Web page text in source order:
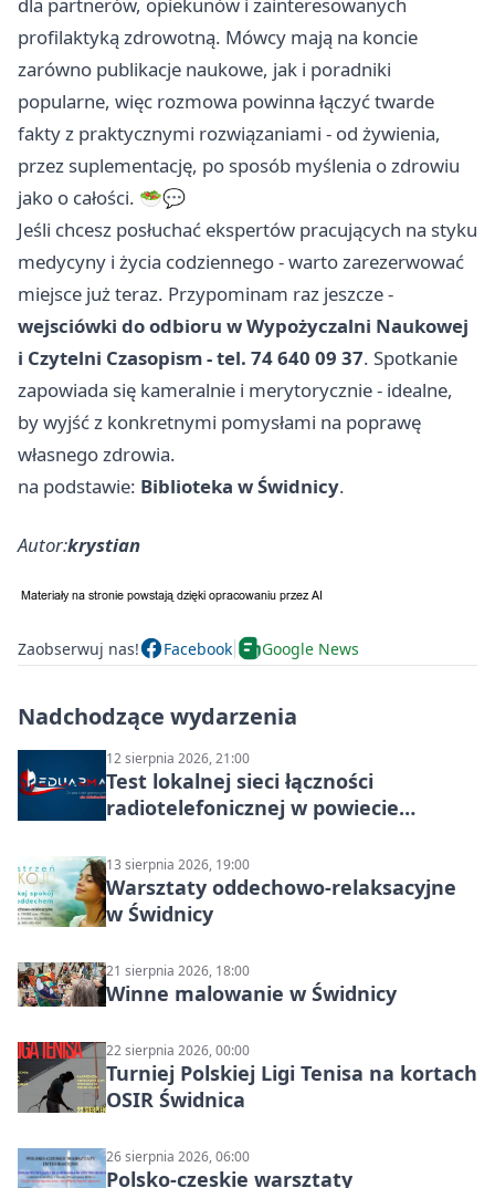
dla partnerów, opiekunów i zainteresowanych
profilaktyką zdrowotną. Mówcy mają na koncie
zarówno publikacje naukowe, jak i poradniki
popularne, więc rozmowa powinna łączyć twarde
fakty z praktycznymi rozwiązaniami - od żywienia,
przez suplementację, po sposób myślenia o zdrowiu
jako o całości. 🥗💬
Jeśli chcesz posłuchać ekspertów pracujących na styku
medycyny i życia codziennego - warto zarezerwować
miejsce już teraz. Przypominam raz jeszcze -
wejsciówki do odbioru w Wypożyczalni Naukowej
i Czytelni Czasopism - tel. 74 640 09 37. Spotkanie
zapowiada się kameralnie i merytorycznie - idealne,
by wyjść z konkretnymi pomysłami na poprawę
własnego zdrowia.
na podstawie: Biblioteka w Świdnicy.
Autor:krystian
Zaobserwuj nas! Facebook Google News
Nadchodzące wydarzenia
12 sierpnia 2026, 21:00
Test lokalnej sieci łączności
radiotelefonicznej w powiecie
13 sierpnia 2026, 19:00
Warsztaty oddechowo-relaksacyjne
w Świdnicy
21 sierpnia 2026, 18:00
Winne malowanie w Świdnicy
22 sierpnia 2026, 00:00
Turniej Polskiej Ligi Tenisa na kortach
OSIR Świdnica
26 sierpnia 2026, 06:00
Polsko-czeskie warsztaty